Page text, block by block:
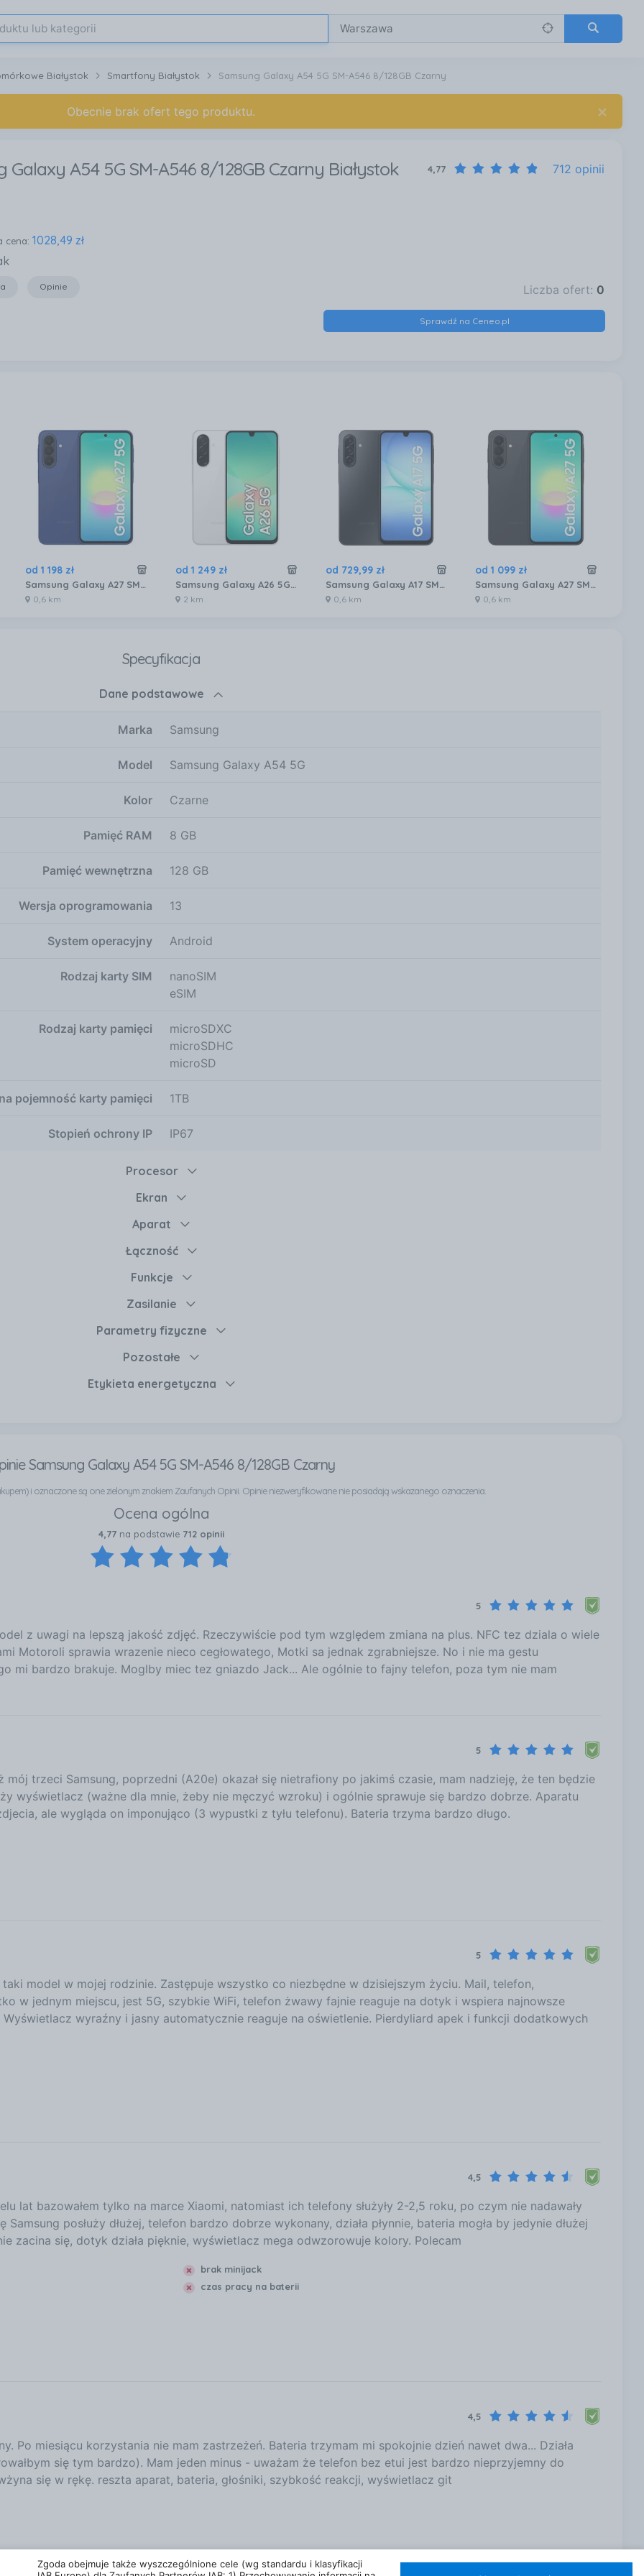
Białystok Smartfony Białystok Samsung Galaxy A54 5G SM-A546 8/128GB Czarny
Obecnie brak ofert tego produktu. ×
Galaxy A54 5G SM-A546 8/128GB Czarny Białystok 4,77 712 opinii
cena: 1028,49 zł
Opinie Liczba ofert: 0
Sprawdź na Ceneo.pl
od1 198 zł
Samsung Galaxy A27 SM-A276 6/128GB Niebieski
0,6 km
od 1 249 zł
Samsung Galaxy A26 5G SM-A266 6/128GB Biały
2 km
od 729,99 zł
Samsung Galaxy A17 SM-A176 5G 4/128GB Enterprise Edition Czarny
0,6 km
od1 099 zł
Samsung Galaxy A27 SM-A276 6/128GB Czarny
0,6 km
Specyfikacja
Dane podstawowe
Marka Samsung
Model Samsung Galaxy A54 5G
Kolor Czarne
Pamięć RAM 8 GB
Pamięć wewnętrzna 128 GB
Wersja oprogramowania 13
System operacyjny Android
Rodzaj karty SIM
nanoSIM
eSIM
Rodzaj karty pamięci
microSDXC
microSDHC
microSD
pojemność karty pamięci 1TB
Stopień ochrony IP IP67
Procesor
Ekran
Aparat
Łączność
Funkcje
Zasilanie
Parametry fizyczne
Pozostałe
Etykieta energetyczna
Samsung Galaxy A54 5G SM-A546 8/128GB Czarny
i oznaczone są one zielonym znakiem Zaufanych Opinii. Opinie niezweryfikowane nie posiadają wskazanego oznaczenia.
Ocena ogólna
4,77 na podstawie 712 opinii
5
z uwagi na lepszą jakość zdjęć. Rzeczywiście pod tym względem zmiana na plus. NFC tez dziala o wiele
Motoroli sprawia wrazenie nieco cegłowatego, Motki sa jednak zgrabniejsze. No i nie ma gestu
mi bardzo brakuje. Moglby miec tez gniazdo Jack... Ale ogólnie to fajny telefon, poza tym nie mam
5
trzeci Samsung, poprzedni (A20e) okazał się nietrafiony po jakimś czasie, mam nadzieję, że ten będzie
wyświetlacz (ważne dla mnie, żeby nie męczyć wzroku) i ogólnie sprawuje się bardzo dobrze. Aparatu
ale wygląda on imponująco (3 wypustki z tyłu telefonu). Bateria trzyma bardzo długo.
5
model w mojej rodzinie. Zastępuje wszystko co niezbędne w dzisiejszym życiu. Mail, telefon,
w jednym miejscu, jest 5G, szybkie WiFi, telefon żwawy fajnie reaguje na dotyk i wspiera najnowsze
Wyświetlacz wyraźny i jasny automatycznie reaguje na oświetlenie. Pierdyliard apek i funkcji dodatkowych
4,5
lat bazowałem tylko na marce Xiaomi, natomiast ich telefony służyły 2-2,5 roku, po czym nie nadawały
posłuży dłużej, telefon bardzo dobrze wykonany, działa płynnie, bateria mogła by jedynie dłużej
zacina się, dotyk działa pięknie, wyświetlacz mega odwzorowuje kolory. Polecam
brak minijack
czas pracy na baterii
4,5
Po miesiącu korzystania nie mam zastrzeżeń. Bateria trzymam mi spokojnie dzień nawet dwa... Działa
się tym bardzo). Mam jeden minus - uważam że telefon bez etui jest bardzo nieprzyjemny do
się w rękę. reszta aparat, bateria, głośniki, szybkość reakcji, wyświetlacz git
Zgoda obejmuje także wyszczególnione cele (wg standardu i klasyfikacji